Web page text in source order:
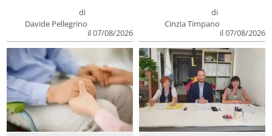
di
Davide Pellegrino
il 07/08/2026
di
Cinzia Timpano
il 07/08/2026